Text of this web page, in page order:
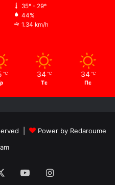
35º - 29º
44%
1.34 km/h
℃ 34 ℃
Τε
34 ℃
Πε
|
Power by Redaroume
YouTubeInstagram